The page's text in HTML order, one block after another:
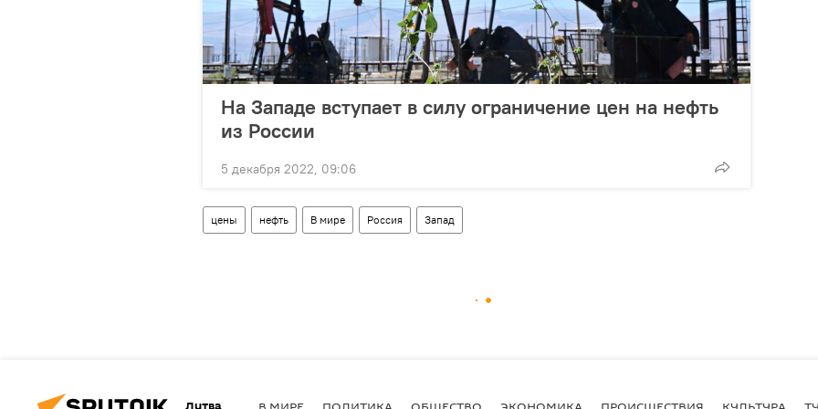
На Западе вступает в силу ограничение цен на нефть
из России
5 декабря 2022, 09:06
цены нефть В мире Россия Запад